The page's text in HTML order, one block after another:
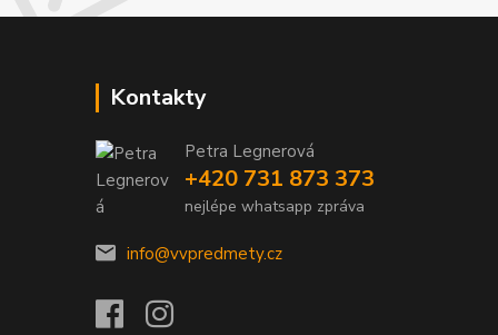
Kontakty
Petra Legnerová
+420 731 873 373
nejlépe whatsapp zpráva
info@vvpredmety.cz